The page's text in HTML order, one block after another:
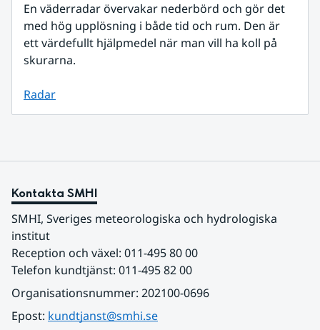
En väderradar övervakar nederbörd och gör det
med hög upplösning i både tid och rum. Den är
ett värdefullt hjälpmedel när man vill ha koll på
skurarna.
Radar
Kontakta SMHI
SMHI, Sveriges meteorologiska och hydrologiska
institut
Reception och växel: 011-495 80 00
Telefon kundtjänst: 011-495 82 00
Organisationsnummer: 202100-0696
Epost: kundtjanst@smhi.se